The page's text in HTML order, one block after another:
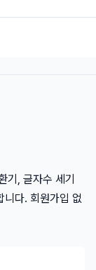
기, 글자수 세기
니다. 회원가입 없